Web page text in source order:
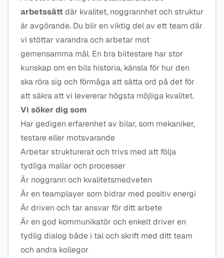
arbetssättdär kvalitet, noggrannhet och struktur
är avgörande. Du blir en viktig del av ett team där
vi stöttar varandra och arbetar mot
gemensamma mål. En bra biltestare har stor
kunskap om en bils historia, känsla för hur den
ska röra sig och förmåga att sätta ord på det för
att säkra att vi levererar högsta möjliga kvalitet.
Vi söker dig som
Har gedigen erfarenhet av bilar, som mekaniker,
testare eller motsvarande
Arbetar strukturerat och trivs med att följa
tydliga mallar och processer
Är noggrann och kvalitetsmedveten
Är en teamplayer som bidrar med positiv energi
Är driven och tar ansvar för ditt arbete
Är en god kommunikatör och enkelt driver en
tydlig dialog både i tal och skrift med ditt team
och andra kollegor